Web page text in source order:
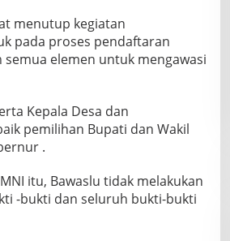
menutup kegiatan
pada proses pendaftaran
elemen untuk mengawasi
Kepala Desa dan
pemilihan Bupati dan Wakil
.
itu, Bawaslu tidak melakukan
-bukti dan seluruh bukti-bukti